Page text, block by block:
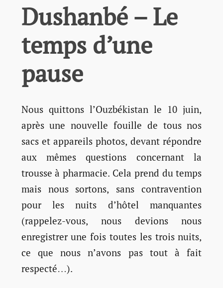
Dushanbé – Le
temps d’une
pause
Nous quittons l’Ouzbékistan le 10 juin,
après une nouvelle fouille de tous nos
sacs et appareils photos, devant répondre
aux mêmes questions concernant la
trousse à pharmacie. Cela prend du temps
mais nous sortons, sans contravention
pour les nuits d’hôtel manquantes
(rappelez-vous, nous devions nous
enregistrer une fois toutes les trois nuits,
ce que nous n’avons pas tout à fait
respecté…).